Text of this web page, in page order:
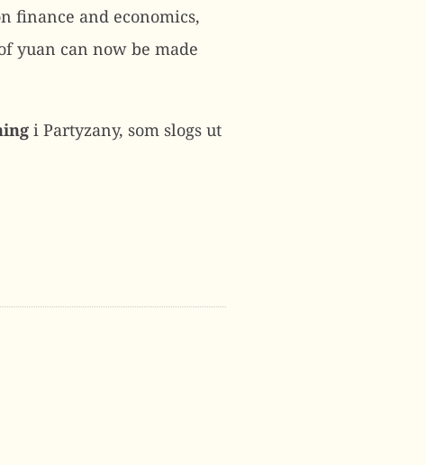
finance and economics,
yuan can now be made
i Partyzany, som slogs ut